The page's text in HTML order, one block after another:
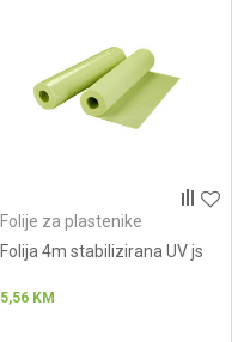
Folije za plastenike
Folija 4m stabilizirana UV js
5,56 KM